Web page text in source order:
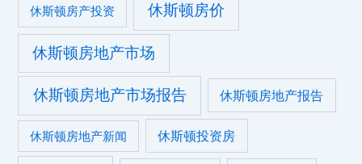
休斯顿房产投资 休斯顿房价
休斯顿房地产市场
休斯顿房地产市场报告 休斯顿房地产报告
休斯顿房地产新闻 休斯顿投资房